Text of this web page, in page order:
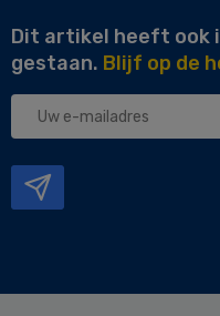
Dit artikel heeft ook
gestaan. Blijf op de
Uw